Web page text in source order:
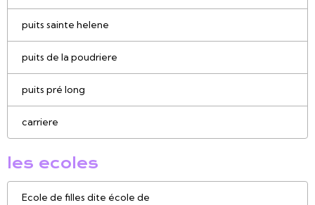
puits sainte helene
puits de la poudriere
puits pré long
carriere
les ecoles
Ecole de filles dite école de